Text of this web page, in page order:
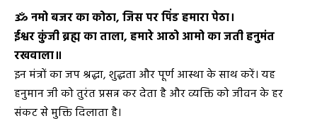
ॐ नमो बजर का कोठा,जिस पर पिंड हमारा पेठा।
ईश्वर कुंजी ब्रह्म का ताला,हमारे आठो आमो का जती हनुमंत
रखवाला॥
इन मंत्रों का जप श्रद्धा, शुद्धता और पूर्ण आस्था के साथ करें। यह
हनुमान जी को तुरंत प्रसन्न कर देता है और व्यक्ति को जीवन के हर
संकट से मुक्ति दिलाता है।